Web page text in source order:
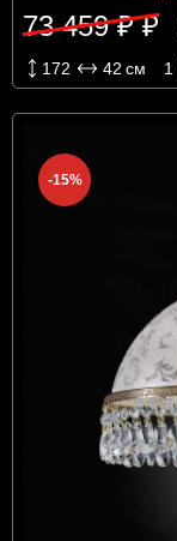
73 459 ₽ ₽
172 42 см 1
-15%